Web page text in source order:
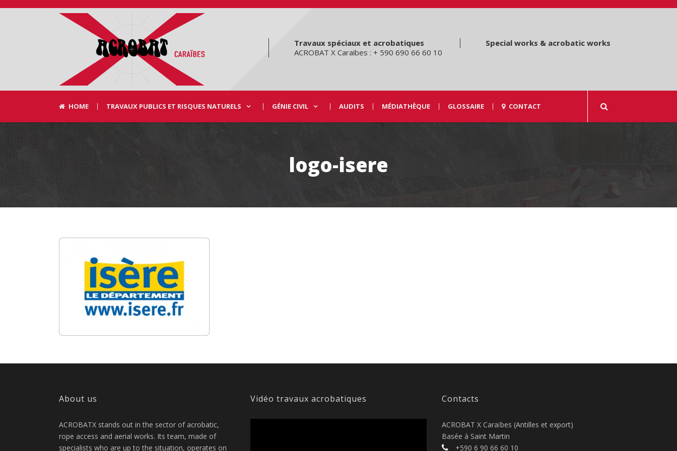
Travaux spéciaux et acrobatiques
ACROBAT X Caraibes : + 590 690 66 60 10
Special works & acrobatic works
HOME TRAVAUX PUBLICS ET RISQUES NATURELS GÉNIE CIVIL AUDITS MÉDIATHÈQUE GLOSSAIRE CONTACT
logo-isere
About us
ACROBATX stands out in the sector of acrobatic,
rope access and aerial works. Its team, made of
specialists who are up to the situation, operates on
Vidéo travaux acrobatiques Contacts
ACROBAT X Caraïbes (Antilles et export)
Basée à Saint Martin
+590 6 90 66 60 10